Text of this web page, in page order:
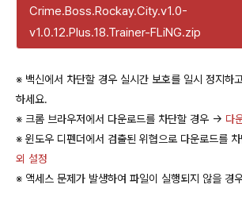
Crime.Boss.Rockay.City.v1.0-
v1.0.12.Plus.18.Trainer-FLiNG.zip
※ 백신에서 차단할 경우 실시간 보호를 일시 정지하
하세요.
※ 크롬 브라우저에서 다운로드를 차단할 경우 → 다
※ 윈도우 디펜더에서 검출된 위협으로 다운로드를
외 설정
※ 액세스 문제가 발생하여 파일이 실행되지 않을 경